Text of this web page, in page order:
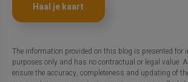
Haal je kaart
The information provided on this blog is presented for
purposes only and has no contractual or legal value.
ensure the accuracy, completeness and updating of